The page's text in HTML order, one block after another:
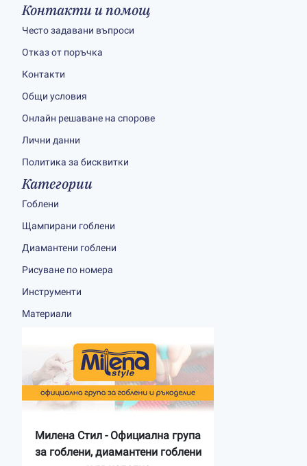
Контакти и помощ
Често задавани въпроси
Отказ от поръчка
Контакти
Общи условия
Онлайн решаване на спорове
Лични данни
Политика за бисквитки
Категории
Гоблени
Щампирани гоблени
Диамантени гоблени
Рисуване по номера
Инструменти
Материали
Милена Стил - Официална група
за гоблени, диамантени гоблени